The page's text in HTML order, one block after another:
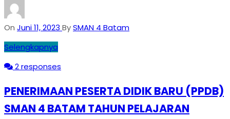
On Juni 11, 2023 BySMAN 4 Batam
Selengkapnya
2 responses
PENERIMAAN PESERTA DIDIK BARU (PPDB)
SMAN 4 BATAM TAHUN PELAJARAN